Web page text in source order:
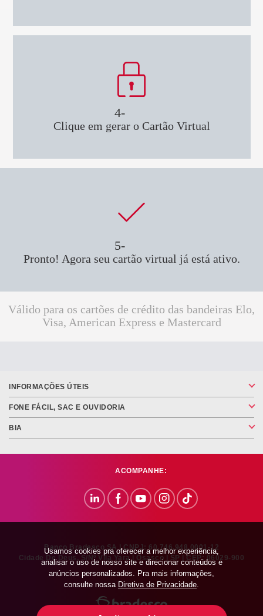
4-
Clique em gerar o Cartão Virtual
5-
Pronto! Agora seu cartão virtual já está ativo.
Válido para os cartões de crédito das bandeiras Elo,
Visa, American Express e Mastercard
INFORMAÇÕES ÚTEIS
FONE FÁCIL, SAC E OUVIDORIA
BIA
ACOMPANHE:
Banco Bradesco SA | CNPJ: 60.746.948.0001-12
Cidade De Deus, S/nº Vila Yara | Osasco | SP | CEP: 06029-900
Usamos cookies pra oferecer a melhor experiência,
analisar o uso de nosso site e direcionar conteúdos e
anúncios personalizados. Pra mais informações,
consulte nossa Diretiva de Privacidade.